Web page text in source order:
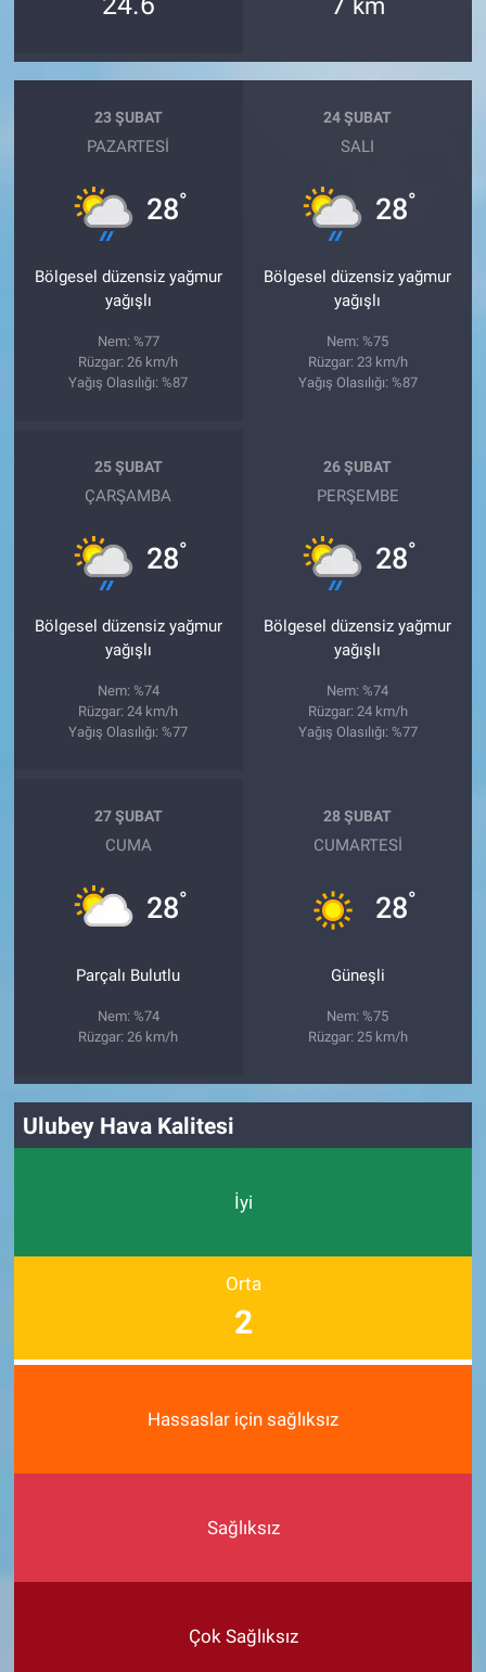
km
23 ŞUBAT
PAZARTESI
28°
Bölgesel düzensiz yağmur
yağışlı
Nem: %77
Rüzgar: 26 km/h
Yağış Olasılığı: %87
24 ŞUBAT
SALI
28°
Bölgesel düzensiz yağmur
yağışlı
Nem: %75
Rüzgar: 23 km/h
Yağış Olasılığı: %87
25 ŞUBAT
ÇARŞAMBA
28°
Bölgesel düzensiz yağmur
yağışlı
Nem: %74
Rüzgar: 24 km/h
Yağış Olasılığı: %77
26 ŞUBAT
PERŞEMBE
28°
Bölgesel düzensiz yağmur
yağışlı
Nem: %74
Rüzgar: 24 km/h
Yağış Olasılığı: %77
27 ŞUBAT
CUMA
28°
Parçalı Bulutlu
Nem: %74
Rüzgar: 26 km/h
28 ŞUBAT
CUMARTESI
28°
Güneşli
Nem: %75
Rüzgar: 25 km/h
Ulubey Hava Kalitesi
İyi
Orta
2
Hassaslar için sağlıksız
Sağlıksız
Çok Sağlıksız